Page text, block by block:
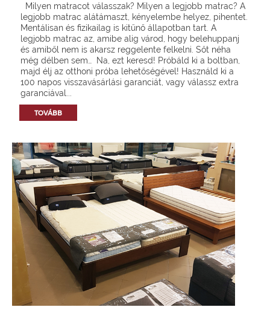
Milyen matracot válasszak? Milyen a legjobb matrac? A
legjobb matrac alátámaszt, kényelembe helyez, pihentet.
Mentálisan és fizikailag is kitűnő állapotban tart. A
legjobb matrac az, amibe alig várod, hogy belehuppanj
és amiből nem is akarsz reggelente felkelni. Sőt néha
még délben sem… Na, ezt keresd! Próbáld ki a boltban,
majd élj az otthoni próba lehetőségével! Használd ki a
100 napos visszavásárlási garanciát, vagy válassz extra
garanciával...
TOVÁBB